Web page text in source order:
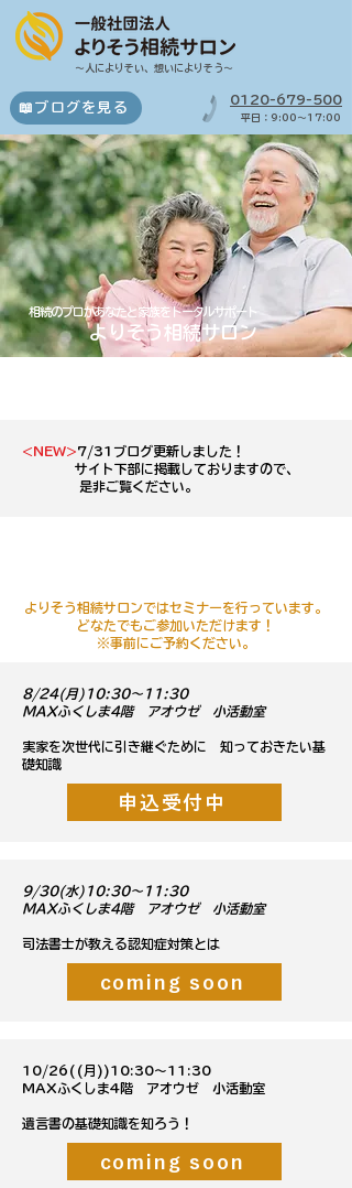
～​人によりそい、想いによりそう～
📖ブログを見る
0120-679-500
​平日：9:00～17:00
相続のプロがあなたと家族をトータルサポート
よりそう相続サロン
<NEW>7/31ブログ更新しました！
サイト下部に掲載しておりますので、
是非ご覧ください。
よりそう相続サロンではセミナーを行っています。
どなたでもご参加いただけます！
※事前にご予約ください。
​8/24(月)10:30～11:30
MAXふくしま4階 アオウゼ 小活動室
​実家を次世代に引き継ぐために 知っておきたい基
礎知識
申込受付中
​9/30(水)10:30～11:30
MAXふくしま4階 アオウゼ 小活動室
司法書士が教える認知症対策とは
coming soon
10/26((月))10:30～11:30
MAXふくしま4階 アオウゼ 小活動室
遺言書の基礎知識を知ろう！
coming soon